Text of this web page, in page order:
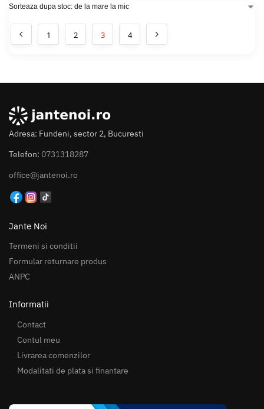
1 2 3 4
Adresa: Fundeni, sector 2, Bucuresti
Telefon: 0731318287
office@jantenoi.ro
Jante Noi
Termeni si conditii
Formular returnare produs
ANPC
Informatii
Contact
Contul meu
Livrarea comenzilor
Modalitati de plata si finantare